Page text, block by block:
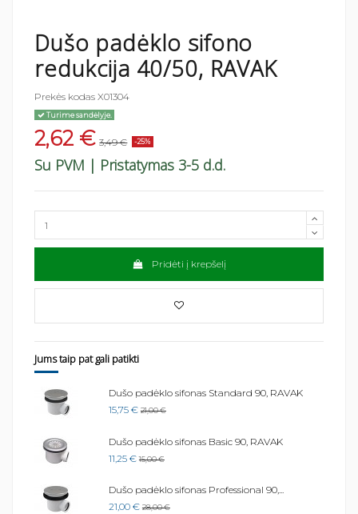
Dušo padėklo sifono
redukcija 40/50, RAVAK
Prekės kodas X01304
Turime sandėlyje.
2,62 € 3,49 € -25%
Su PVM | Pristatymas 3-5 d.d.
Pridėti į krepšelį
Jums taip pat gali patikti
Dušo padėklo sifonas Standard 90, RAVAK
15,75 € 21,00 €
Dušo padėklo sifonas Basic 90, RAVAK
11,25 € 15,00 €
Dušo padėklo sifonas Professional 90,...
21,00 € 28,00 €